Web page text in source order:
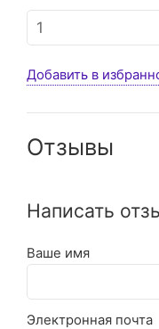
Добавить в
Отзывы
Написать
Ваше имя
Электронная почта